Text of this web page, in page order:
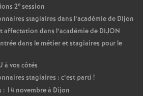
2e session
stagiaires dans l’académie de Dijon
affectation dans l’académie de DIJON
dans le métier et stagiaires pour le
à vos côtés
stagiaires : c’est parti !
: 14 novembre à Dijon